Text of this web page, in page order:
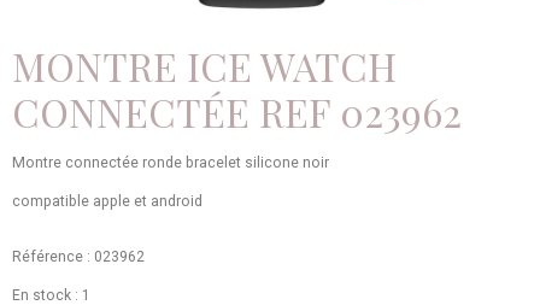
MONTRE ICE WATCH
CONNECTÉE REF 023962
Montre connectée ronde bracelet silicone noir
compatible apple et android
Référence : 023962
En stock : 1